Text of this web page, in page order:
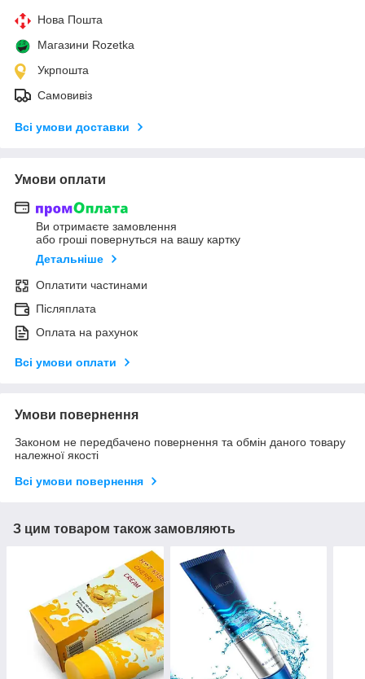
Нова Пошта
Магазини Rozetka
Укрпошта
Самовивіз
Всі умови доставки
Умови оплати
Ви отримаєте замовлення
або гроші повернуться на вашу картку
Детальніше
Оплатити частинами
Післяплата
Оплата на рахунок
Всі умови оплати
Умови повернення
Законом не передбачено повернення та обмін даного товару
належної якості
Всі умови повернення
З цим товаром також замовляють